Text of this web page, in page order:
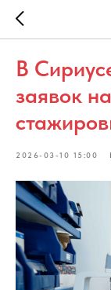
В
заявок
2026-03-10 15:00